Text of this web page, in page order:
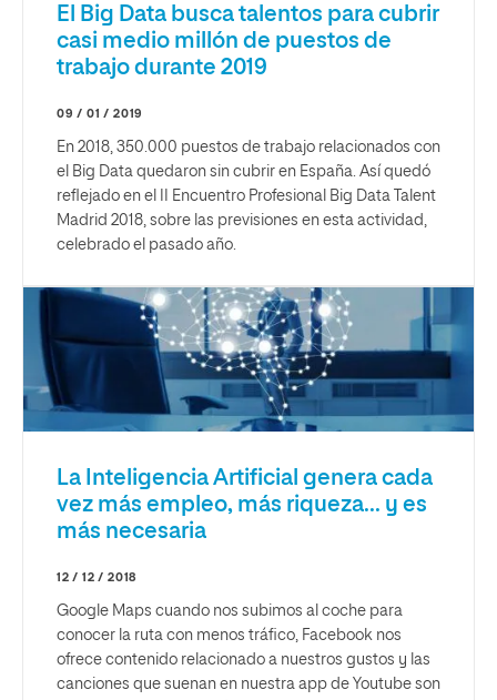
El Big Data busca talentos para cubrir
casi medio millón de puestos de
trabajo durante 2019
09 / 01 / 2019
En 2018, 350.000 puestos de trabajo relacionados con
el Big Data quedaron sin cubrir en España. Así quedó
reflejado en el II Encuentro Profesional Big Data Talent
Madrid 2018, sobre las previsiones en esta actividad,
celebrado el pasado año.
La Inteligencia Artificial genera cada
vez más empleo, más riqueza... y es
más necesaria
12 / 12 / 2018
Google Maps cuando nos subimos al coche para
conocer la ruta con menos tráfico, Facebook nos
ofrece contenido relacionado a nuestros gustos y las
canciones que suenan en nuestra app de Youtube son